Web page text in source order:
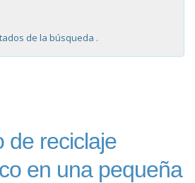
de la búsqueda .
de reciclaje
en una pequeña